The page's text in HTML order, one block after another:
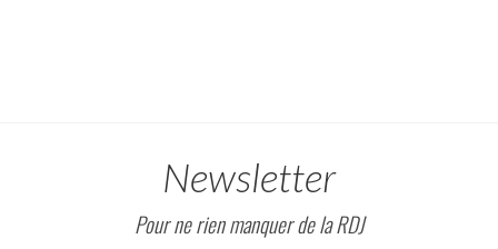
Newsletter
Pour ne rien manquer de la RDJ